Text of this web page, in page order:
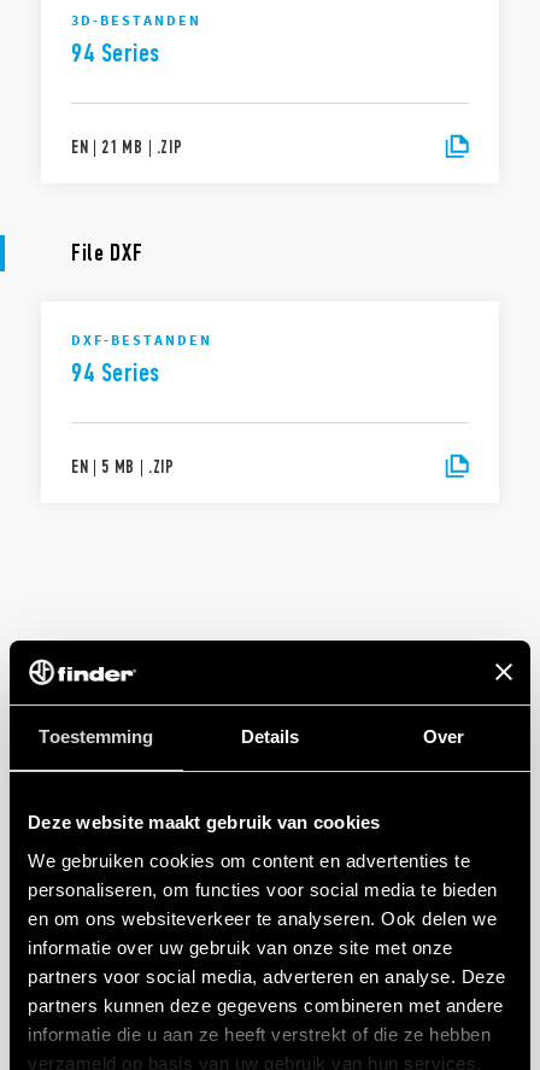
Toestemming Details Over
Deze website maakt gebruik van cookies
We gebruiken cookies om content en advertenties te
personaliseren, om functies voor social media te bieden
en om ons websiteverkeer te analyseren. Ook delen we
informatie over uw gebruik van onze site met onze
partners voor social media, adverteren en analyse. Deze
partners kunnen deze gegevens combineren met andere
informatie die u aan ze heeft verstrekt of die ze hebben
verzameld op basis van uw gebruik van hun services.
3D-BESTANDEN
94 Series
EN | 21 MB | .ZIP
File DXF
DXF-BESTANDEN
94 Series
EN | 5 MB | .ZIP